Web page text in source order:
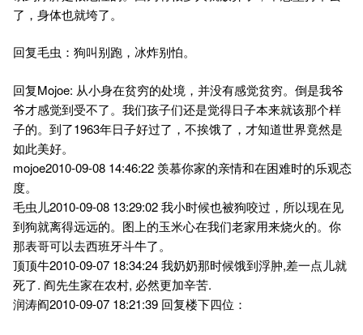
了，身体也就垮了。
回复毛虫：狗叫别跑，冰炸别怕。
回复Mojoe: 从小身在贫穷的处境，并没有感觉贫穷。倒是我爷
爷才感觉到受不了。我们孩子们还是觉得日子本来就该那个样
子的。到了1963年日子好过了，不挨饿了，才知道世界竟然是
如此美好。
mojoe2010-09-08 14:46:22 羡慕你家的亲情和在困难时的乐观态
度。
毛虫儿2010-09-08 13:29:02 我小时候也被狗咬过，所以现在见
到狗就离得远远的。图上的玉米心在我们老家用来烧火的。你
那表哥可以去西班牙斗牛了。
顶顶牛2010-09-07 18:34:24 我奶奶那时候饿到浮肿,差一点儿就
死了. 阎先生家在农村, 必然更加辛苦.
润涛阎2010-09-07 18:21:39 回复楼下四位：